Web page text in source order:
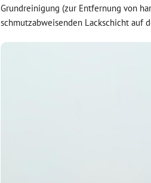
Grundreinigung (zur Entfernung von
schmutzabweisenden Lackschicht auf